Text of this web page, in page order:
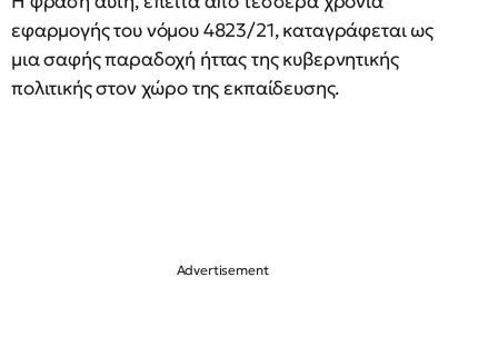
εφαρμογής του νόμου 4823/21, καταγράφεται ως
μια σαφής παραδοχή ήττας της κυβερνητικής
πολιτικής στον χώρο της εκπαίδευσης.